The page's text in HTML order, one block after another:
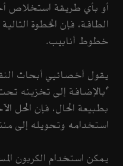
أو بأي طريقة استخلاص
الطاقة، فإن الخطوة
خطوط أنابيب.
يقول أخصائيي أبحاث
"بالإضافة إلى تخزينه
بطبيعة الحال، فإن الحل
استخدامه وتحويله إلى
يمكن استخدام الكربون